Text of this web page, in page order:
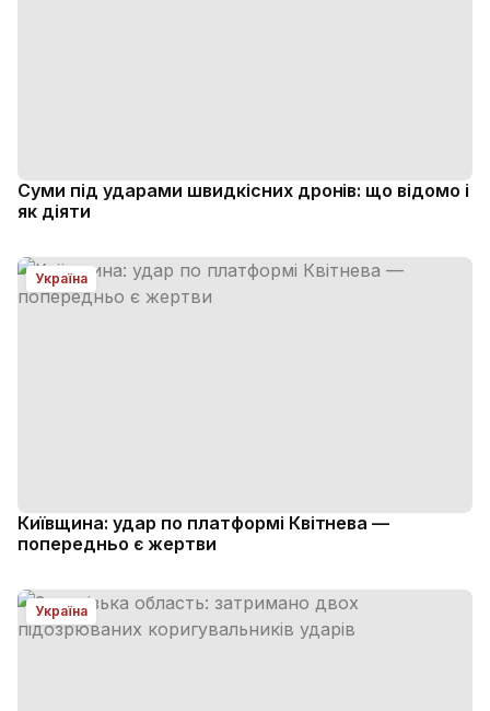
Суми під ударами швидкісних дронів: що відомо і
як діяти
Україна
Київщина: удар по платформі Квітнева —
попередньо є жертви
Україна